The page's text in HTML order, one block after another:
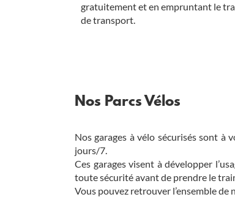
gratuitement et en empruntant le
de transport.
Nos Parcs Vélos
Nos garages à vélo sécurisés sont à
jours/7.
Ces garages visent à développer
toute sécurité avant de prendre le
Vous pouvez retrouver l’ensemble de